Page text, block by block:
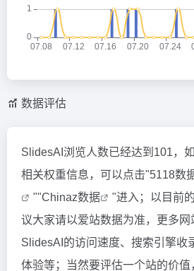
数据评估
SlidesAI浏览人数已经达到101，
相关权重信息，可以点击"5118数
""Chinaz数据
"进入；以目前
议大家请以爱站数据为准，更多网
SlidesAI的访问速度、搜索引擎收
体验等；当然要评估一个站的价